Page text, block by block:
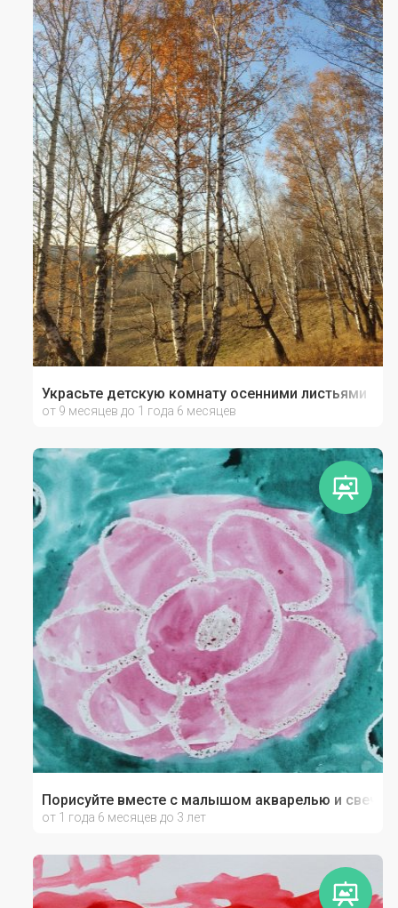
Украсьте детскую комнату осенними листьями
от 9 месяцев до 1 года 6 месяцев
Порисуйте вместе с малышом акварелью и свечой!
от 1 года 6 месяцев до 3 лет